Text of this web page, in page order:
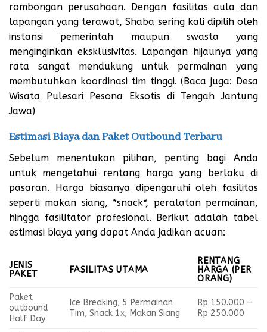
rombongan perusahaan. Dengan fasilitas aula dan
lapangan yang terawat, Shaba sering kali dipilih oleh
instansi pemerintah maupun swasta yang
menginginkan eksklusivitas. Lapangan hijaunya yang
rata sangat mendukung untuk permainan yang
membutuhkan koordinasi tim tinggi. (Baca juga: Desa
Wisata Pulesari Pesona Eksotis di Tengah Jantung
Jawa)
Estimasi Biaya dan Paket Outbound Terbaru
Sebelum menentukan pilihan, penting bagi Anda
untuk mengetahui rentang harga yang berlaku di
pasaran. Harga biasanya dipengaruhi oleh fasilitas
seperti makan siang, *snack*, peralatan permainan,
hingga fasilitator profesional. Berikut adalah tabel
estimasi biaya yang dapat Anda jadikan acuan:
JENIS
PAKET
FASILITAS UTAMA
RENTANG
HARGA (PER
ORANG)
Paket
outbound
Half Day
Ice Breaking, 5 Permainan
Tim, Snack 1x, Makan Siang
Rp 150.000 –
Rp 250.000